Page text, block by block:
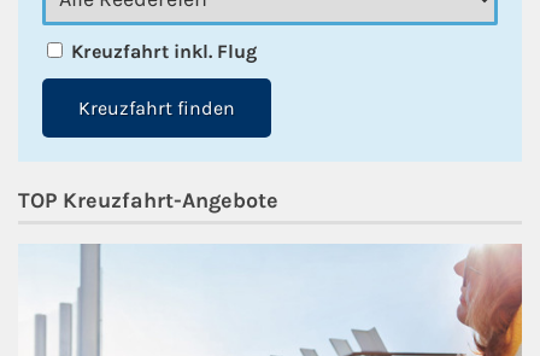
Kreuzfahrt inkl. Flug
Kreuzfahrt finden
TOP Kreuzfahrt-Angebote